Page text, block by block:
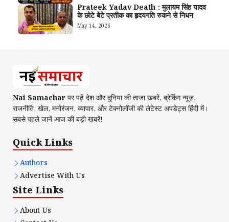
Prateek Yadav Death : मुलायम सिंह यादव
के छोटे बेटे प्रतीक का हृदयगति रुकने से निधन
May 14, 2026
Nai Samacharपर पढ़ें देश और दुनिया की ताजा खबरें, ब्रेकिंग न्यूज़,
राजनीति, खेल, मनोरंजन, व्यापार, और टेक्नोलॉजी की लेटेस्ट अपडेट्स हिंदी में।
सबसे पहले जानें आज की बड़ी खबरें!
Quick Links
Authors
Advertise With Us
Site Links
About Us